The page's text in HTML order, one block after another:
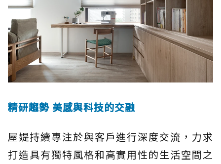
精研趨勢 美感與科技的交融
屋媞持續專注於與客戶進行深度交流，力求
打造具有獨特風格和高實用性的生活空間之